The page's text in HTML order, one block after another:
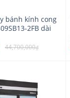
bánh kính cong
2FB dài
44,700,000₫